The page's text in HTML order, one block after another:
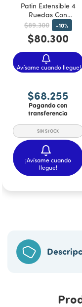
Patin Extensible 4
Ruedas Con
Protecciones TIKI RBW
Celeste
$89.300 -10%
$80.300
¡Avísame cuando llegue!
$68.255
Pagando con
transferencia
¡Avísame cuando
llegue!